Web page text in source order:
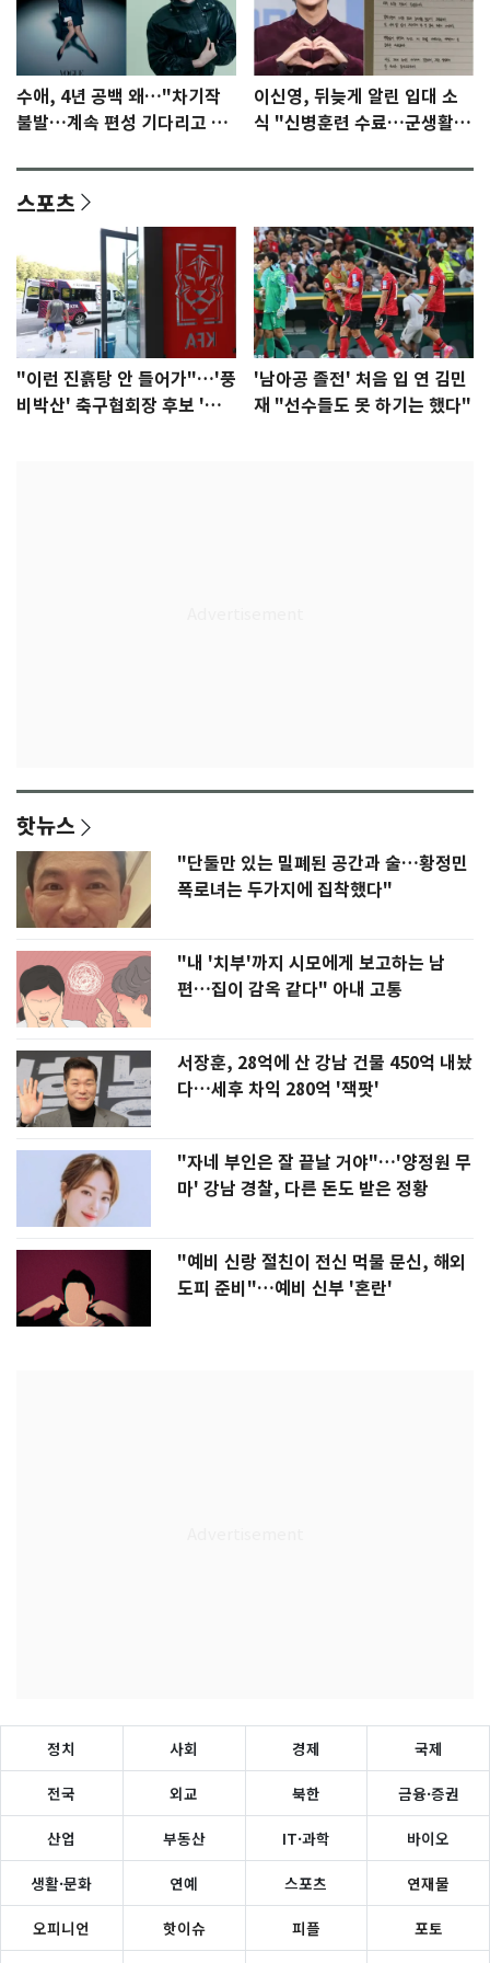
수애, 4년 공백 왜…"차기작
불발…계속 편성 기다리고 있
이신영, 뒤늦게 알린 입대 소
식 "신병훈련 수료…군생활
스포츠
"이런 진흙탕 안 들어가"…'풍
비박산' 축구협회장 후보 '실
'남아공 졸전' 처음 입 연 김민
재 "선수들도 못 하기는 했다"
핫뉴스
"단둘만 있는 밀폐된 공간과 술…황정민
폭로녀는 두가지에 집착했다"
"내 '치부'까지 시모에게 보고하는 남
편…집이 감옥 같다" 아내 고통
서장훈, 28억에 산 강남 건물 450억 내놨
다…세후 차익 280억 '잭팟'
"자네 부인은 잘 끝날 거야"…'양정원 무
마' 강남 경찰, 다른 돈도 받은 정황
"예비 신랑 절친이 전신 먹물 문신, 해외
도피 준비"…예비 신부 '혼란'
정치 사회 경제 국제
전국 외교 북한 금융·증권
산업 부동산 IT·과학 바이오
생활·문화 연예 스포츠 연재물
오피니언 핫이슈 피플 포토